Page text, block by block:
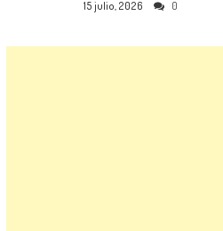
15 julio, 2026 0